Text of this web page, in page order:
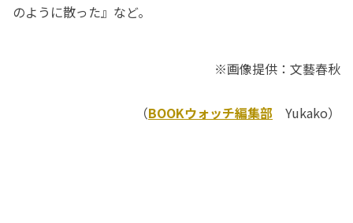
のように散った』など。
※画像提供：文藝春秋
（BOOKウォッチ編集部 Yukako）